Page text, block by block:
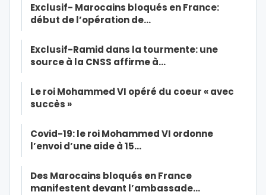
Exclusif- Marocains bloqués en France:
début de l’opération de…
Exclusif-Ramid dans la tourmente: une
source à la CNSS affirme à…
Le roi Mohammed VI opéré du coeur « avec
succès »
Covid-19: le roi Mohammed VI ordonne
l’envoi d’une aide à 15…
Des Marocains bloqués en France
manifestent devant l’ambassade…